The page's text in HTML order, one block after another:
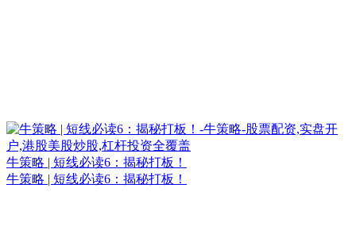
牛策略 | 短线必读6：揭秘打板！
牛策略 | 短线必读6：揭秘打板！